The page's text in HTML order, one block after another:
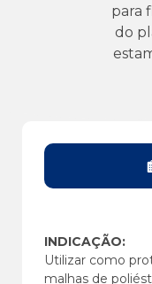
para
do
INDICAÇÃO:
Utilizar como
malhas de